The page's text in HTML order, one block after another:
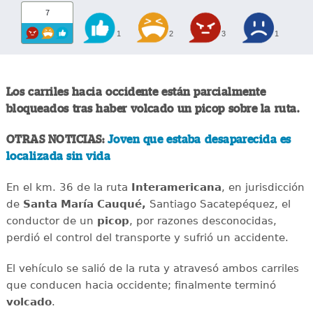
7
1 2 3 1
Los carriles hacia occidente están parcialmente
bloqueados tras haber volcado un picop sobre la ruta.
OTRAS NOTICIAS:Joven que estaba desaparecida es
localizada sin vida
En el km. 36 de la ruta Interamericana, en jurisdicción
de Santa María Cauqué, Santiago Sacatepéquez, el
conductor de un picop, por razones desconocidas,
perdió el control del transporte y sufrió un accidente.
El vehículo se salió de la ruta y atravesó ambos carriles
que conducen hacia occidente; finalmente terminó
volcado.